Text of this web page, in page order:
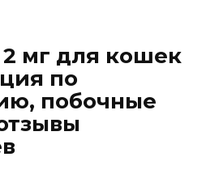
2 мг для кошек
по
побочные